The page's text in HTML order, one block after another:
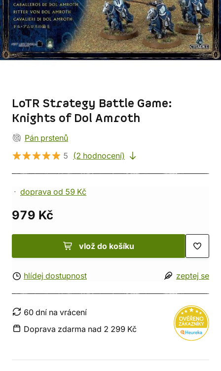
LoTR Strategy Battle Game:
Knights of Dol Amroth
Pán prstenů
5
(2 hodnocení)
doprava od 59 Kč
979 Kč
vlož do košíku
hlídej dostupnost zeptej se
60 dní na vrácení
Doprava zdarma nad 2 299 Kč